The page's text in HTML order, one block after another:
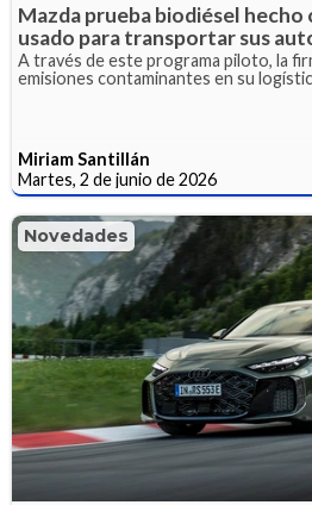
Mazda prueba biodiésel hecho
usado para transportar sus
A través de este programa piloto, la
emisiones contaminantes en su
Miriam Santillán
Martes, 2 de junio de 2026
Novedades